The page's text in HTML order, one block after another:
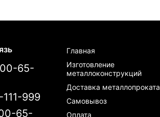
Главная
Изготовление
металлоконструкций
Доставка металлопроката
Самовывоз
Оплата
65-
999
65-